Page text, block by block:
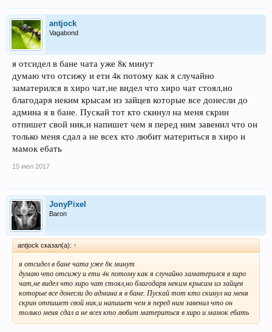
antjock
Vagabond
я отсидел в бане чата уже 8к минут
думаю что отсижу и ети 4к потому как я случайно
заматерился в хиро чат,не видел что хиро чат стоял,но
благодаря неким крысам из зайцев которые все донесли до
админа я в бане. Пускай тот кто скинул на меня скрин
отпишет свой ник,и напишет чем я перед ним завенил что он
только меня сдал а не всех кто любит материться в хиро и
мамок ебать
15 июл 2017
JonyPixel
Baron
antjock сказал(а): ↑
я отсидел в бане чата уже 8к минут
думаю что отсижу и ети 4к потому как я случайно заматерился в хиро
чат,не видел что хиро чат стоял,но благодаря неким крысам из зайцев
которые все донесли до админа я в бане. Пускай тот кто скинул на меня
скрин отпишет свой ник,и напишет чем я перед ним завенил что он
только меня сдал а не всех кто любит материться в хиро и мамок ебать